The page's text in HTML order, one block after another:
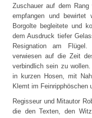
Zuschauer auf dem
empfangen und bewirtet
Borgolte begleitete und
dem Ausdruck tiefer
Resignation am
verwiesen auf die Zeit
verbindlich sein zu
in kurzen Hosen, mit
Klemt im Feinripphöschen
Regisseur und Mitautor
die den Texten, den